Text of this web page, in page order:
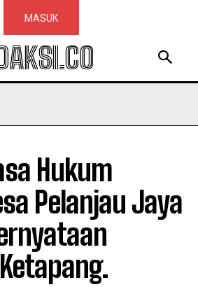
MASUK
Hukum
Pelanjau Jaya